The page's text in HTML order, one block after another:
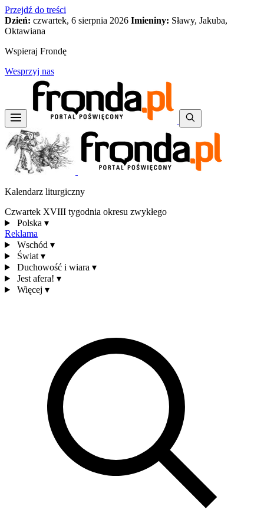
Przejdź do treści
Dzień: czwartek, 6 sierpnia 2026 Imieniny: Sławy, Jakuba,
Oktawiana
Wspieraj Frondę
Wesprzyj nas
Kalendarz liturgiczny
Czwartek XVIII tygodnia okresu zwykłego
Polska ▾
Reklama
Wschód ▾
Świat ▾
Duchowość i wiara ▾
Jest afera! ▾
Więcej ▾